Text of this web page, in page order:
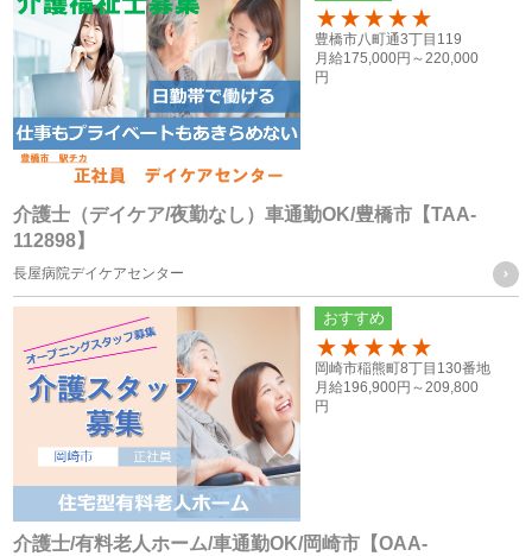
に提供することはございません。
（１） ご本人様の同意がある場合
（２） 法令に基づく場合
（３） 人の生命、身体又は財産の保護のために必要がある場
合であって、ご本人様の同意を得ることが困難な場合
（４） 公衆衛生の向上又は児童の健全な育成の推進のために
特に必要がある場合であって、ご本人様の同意を得ることが
困難な場合
（５） 国の機関もしくは地方公共団体又はその委託を受けた
者が法令の定める事務を遂行することに対して協力する必要
がある場合であって、ご本人様の同意を得ることによって当
該事務の遂行に支障を及ぼすおそれがある場合
（６） 業務を円滑に遂行するため、利用目的の達成に必要な
範囲内で個人情報の取扱いの全部又は一部を委託する場合
介護士（デイケア/夜勤なし）車通勤OK/豊橋市【TAA-
112898】
長屋病院デイケアセンター
100
豊橋市八町通3丁目119
月給175,000円～220,000
円
介護士/有料老人ホーム/車通勤OK/岡崎市【OAA-
おすすめ
100
岡崎市稲熊町8丁目130番地
月給196,900円～209,800
円